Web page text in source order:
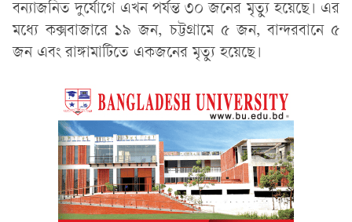
বন্যাজনিত দুর্যোগে এখন পর্যন্ত ৩০ জনের মৃত্যু হয়েছে। এর
মধ্যে কক্সবাজারে ১৯ জন, চট্টগ্রামে ৫ জন, বান্দরবানে ৫
জন এবং রাঙ্গামাটিতে একজনের মৃত্যু হয়েছে।